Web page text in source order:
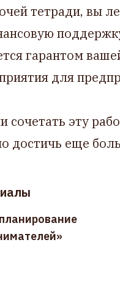
тетради, вы
гарантом
для
сочетать эту
достичь еще